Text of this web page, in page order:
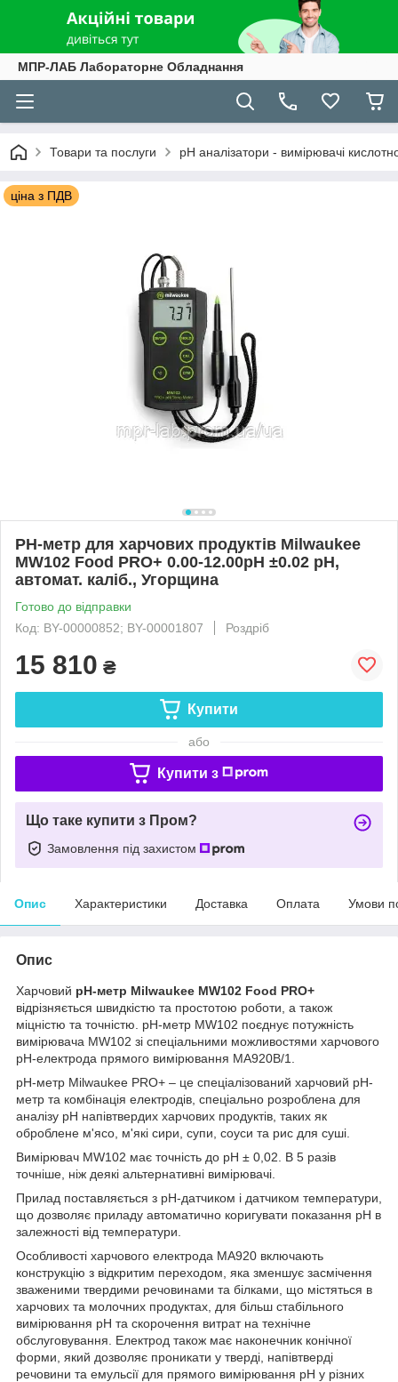
МПР-ЛАБ Лабораторне Обладнання
Товари та послуги рН аналізатори - вимірювачі
ціна з ПДВ
РH-метр для харчових продуктів Milwaukee
MW102 Food PRO+ 0.00-12.00pH ±0.02 pH,
автомат. каліб., Угорщина
Готово до відправки
Код: BY-00000852; BY-00001807
Роздріб
15 810 ₴
Купити
або
Купити з
Що таке купити з Пром?
Замовлення під захистом
Опис Характеристики Доставка Оплата Умови
Опис
Харчовий pH-метр Milwaukee MW102 Food PRO+
відрізняється швидкістю та простотою роботи, а також
міцністю та точністю. pH-метр MW102 поєднує потужність
вимірювача MW102 зі спеціальними можливостями харчового
pH-електрода прямого вимірювання MA920B/1.
pH-метр Milwaukee PRO+ – це спеціалізований харчовий pH-
метр та комбінація електродів, спеціально розроблена для
аналізу pH напівтвердих харчових продуктів, таких як
оброблене м'ясо, м'які сири, супи, соуси та рис для суші.
Вимірювач MW102 має точність до pH ± 0,02. В 5 разів
точніше, ніж деякі альтернативні вимірювачі.
Прилад поставляється з pH-датчиком і датчиком температури,
що дозволяє приладу автоматично коригувати показання pH в
залежності від температури.
Особливості харчового електрода MA920 включають
конструкцію з відкритим переходом, яка зменшує засмічення
зваженими твердими речовинами та білками, що містяться в
харчових та молочних продуктах, для більш стабільного
вимірювання pH та скорочення витрат на технічне
обслуговування. Електрод також має наконечник конічної
форми, який дозволяє проникати у тверді, напівтверді
речовини та емульсії для прямого вимірювання pH у різних